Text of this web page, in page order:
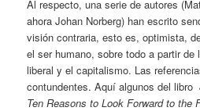
Al respecto, una serie de autores
ahora Johan Norberg) han escrito
visión contraria, esto es, optimista,
el ser humano, sobre todo a partir de
liberal y el capitalismo. Las
contundentes. Aquí algunos del
Ten Reasons to Look Forward to the